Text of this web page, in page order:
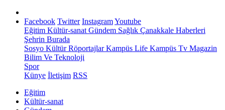
Facebook Twitter InstagramYoutube
Eğitim Kültür-sanat Gündem Sağlık Çanakkale Haberleri
Şehrin Burada
Sosyo KültürRöportajlarKampüs Life Kampüs Tv Magazin
Bilim Ve Teknoloji
Spor
Künye İletişim RSS
Eğitim
Kültür-sanat